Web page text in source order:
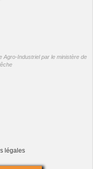
Agro-Industriel par le ministère de
légales